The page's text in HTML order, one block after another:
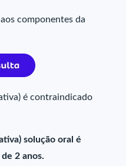
componentes da
é contraindicado
solução oral é
2 anos.